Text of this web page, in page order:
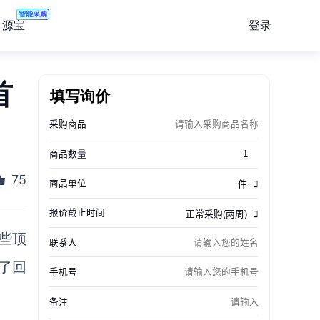
宝
智能采购
登录
75
顶
回
填写询价